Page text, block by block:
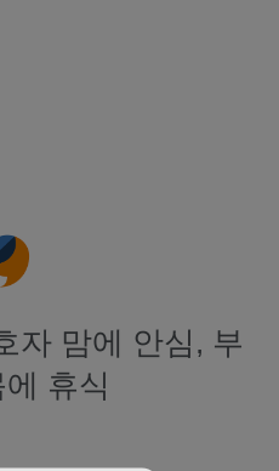
자 맘에 안심, 부
휴식